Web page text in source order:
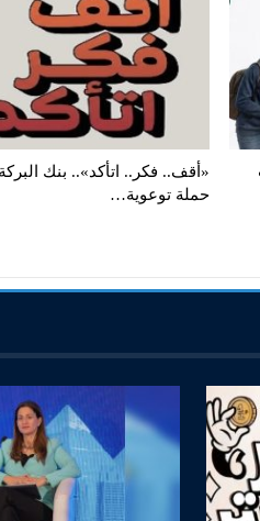
«أقف.. فكر.. اتأكد».. بنك
حملة توعوية…